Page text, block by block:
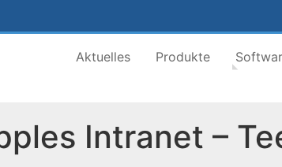
Aktuelles Produkte
Intranet –